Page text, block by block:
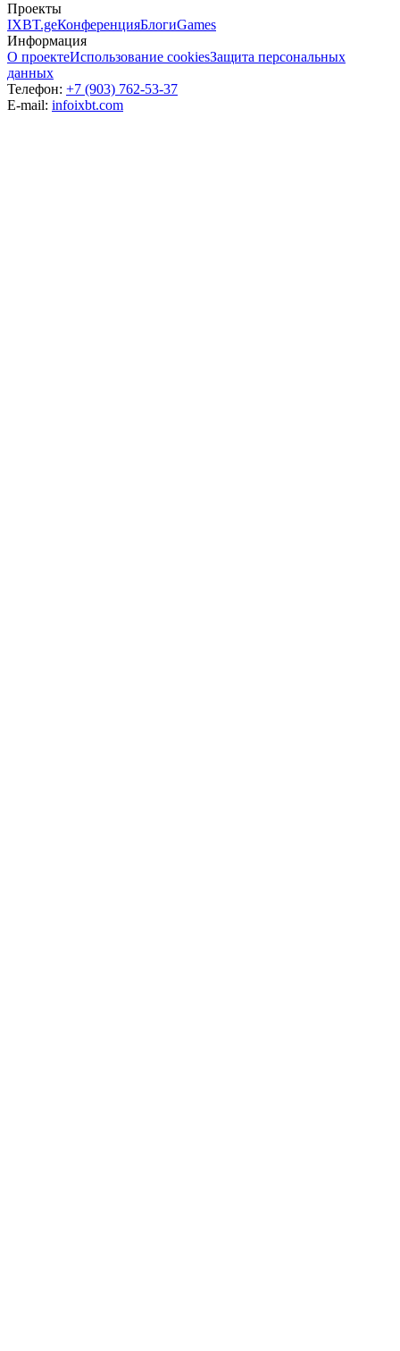
Проекты
IXBT.geКонференцияБлогиGames
Информация
О проектеИспользование cookiesЗащита персональных
данных
Телефон: +7 (903) 762-53-37
E-mail: infoixbt.com